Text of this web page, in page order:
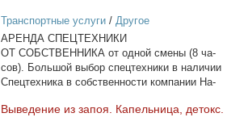
Транспортные услуги/ Другое
АРЕНДА СПЕЦТЕХНИКИ
ОТ СОБСТВЕННИКА от од­ной сме­ны (8 ча­
сов). Боль­шой вы­бор спец­тех­ни­ки в на­ли­чии
Спец­тех­ни­ка в соб­ствен­но­сти ком­па­нии На­
Вы­ве­де­ние из за­поя. Ка­пель­ни­ца, де­токс.